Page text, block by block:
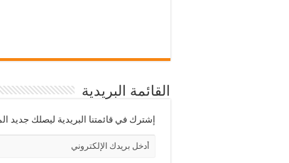
القائمة البريدية
إشترك في قائمتنا البريدية ليصلك جديد